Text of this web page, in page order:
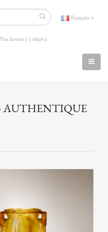
Français
Vos favoris ( 1 objet )
AUTHENTIQUE